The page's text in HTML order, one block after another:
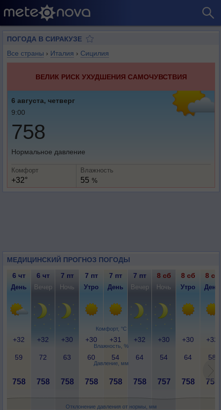
ПОГОДА В СИРАКУЗЕ
Все страны › Италия › Сицилия
ВЕЛИК РИСК УХУДШЕНИЯ САМОЧУВСТВИЯ
6 августа, четверг
9:00
758
Нормальное давление
Комфорт
+32°
Влажность
55 %
МЕДИЦИНСКИЙ ПРОГНОЗ ПОГОДЫ
Комфорт, °C
Влажность, %
Давление, мм
Отклонение давления от нормы, мм
6 чт 6 чт 7 пт 7 пт 7 пт 7 пт 8 сб 8 сб 8 сб
День Вечер Ночь Утро День Вечер Ночь Утро День
+32 +32 +30 +30 +31 +32 +30 +30 +32
59 72 63 60 54 64 54 64 58
758 758 758 758 758 758 757 758 758